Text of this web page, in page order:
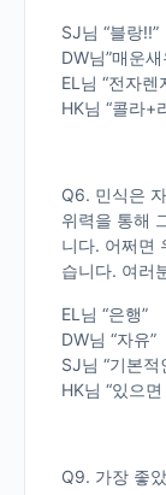
SJ님 “블랑!!”
DW님”매운
EL님 “전자
HK님 “콜라+
Q6. 민식은
위력을 통해
니다. 어쩌면
습니다. 여러
EL님 “은행”
DW님 “자유”
SJ님 “기본적
HK님 “있으
Q9. 가장 좋